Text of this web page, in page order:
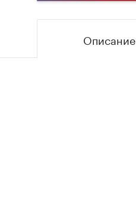
Описание